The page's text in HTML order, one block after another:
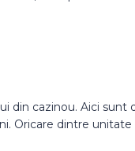
din cazinou. Aici sunt
Oricare dintre